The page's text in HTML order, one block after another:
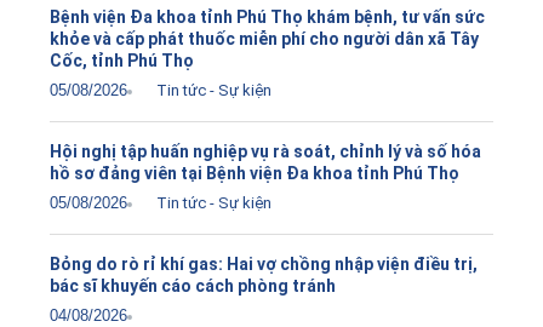
Bệnh viện Đa khoa tỉnh Phú Thọ khám bệnh, tư vấn sức
khỏe và cấp phát thuốc miễn phí cho người dân xã Tây
Cốc, tỉnh Phú Thọ
05/08/2026 Tin tức - Sự kiện
Hội nghị tập huấn nghiệp vụ rà soát, chỉnh lý và số hóa
hồ sơ đảng viên tại Bệnh viện Đa khoa tỉnh Phú Thọ
05/08/2026 Tin tức - Sự kiện
Bỏng do rò rỉ khí gas: Hai vợ chồng nhập viện điều trị,
bác sĩ khuyến cáo cách phòng tránh
04/08/2026